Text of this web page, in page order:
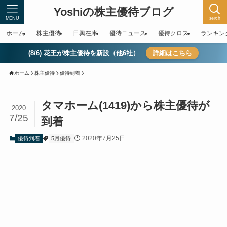
Yoshiの株主優待ブログ serch
MENU
ホーム 株主優待 日興在庫 優待ニュース 優待クロス ランキン
(8/6) 花王が株主優待を新設（他6社） 詳細はこちら
ホーム 株主優待 優待到着
タマホーム(1419)から株主優待が
到着
2020
7/25
優待到着 5月優待 2020年7月25日